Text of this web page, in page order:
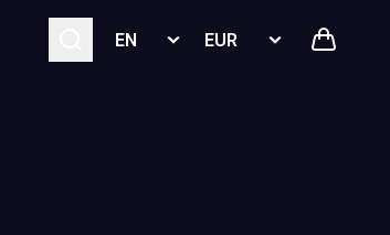
Select languageSelect currency